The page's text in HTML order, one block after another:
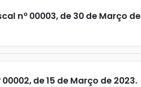
nº 00003, de 30 de Março de
de 15 de Março de 2023.